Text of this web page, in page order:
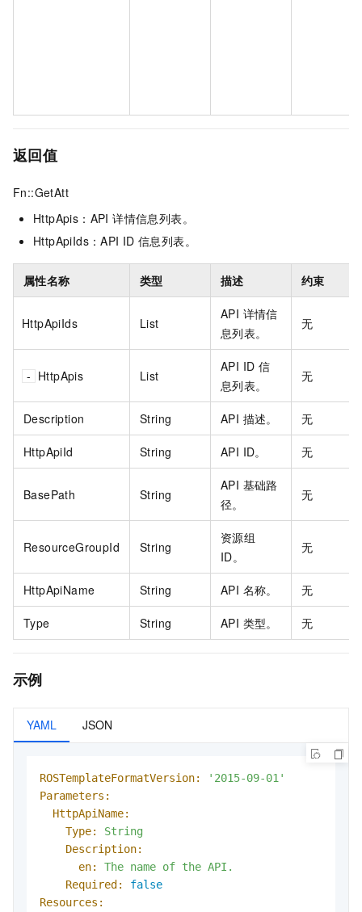
返回值
Fn::GetAtt
HttpApis：API 详情信息列表。
HttpApiIds：API ID 信息列表。
属性名称 类型 描述 约束
HttpApiIds List
API 详情信
息列表。
无
HttpApis List
API ID 信
息列表。
无
Description String API 描述。 无
HttpApiId String API ID。 无
BasePath String
API 基础路
径。
无
ResourceGroupId String
资源组
ID。
无
HttpApiName String API 名称。 无
Type String API 类型。 无
示例
YAML JSON
ROSTemplateFormatVersion:
'2015-09-01'
Parameters:
HttpApiName:
Type:
String
Description:
en:
The name of the API.
Required:
false
Resources: